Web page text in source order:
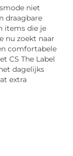
niet
draagbare
items die je
nu zoekt naar
comfortabele
CS The Label
dagelijks
extra